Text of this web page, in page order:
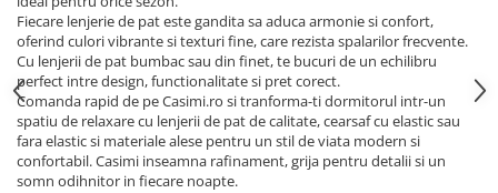
Fiecare lenjerie de pat este gandita sa aduca armonie si confort,
oferind culori vibrante si texturi fine, care rezista spalarilor frecvente.
Cu lenjerii de pat bumbac sau din finet, te bucuri de un echilibru
perfect intre design, functionalitate si pret corect.
Comanda rapid de pe Casimi.ro si tranforma-ti dormitorul intr-un
spatiu de relaxare cu lenjerii de pat de calitate, cearsaf cu elastic sau
fara elastic si materiale alese pentru un stil de viata modern si
confortabil. Casimi inseamna rafinament, grija pentru detalii si un
somn odihnitor in fiecare noapte.